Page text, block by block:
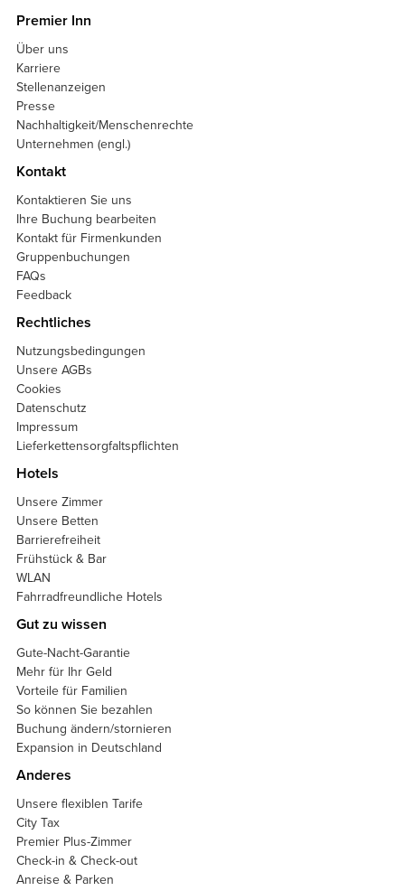
Premier Inn
Über uns
Karriere
Stellenanzeigen
Presse
Nachhaltigkeit/Menschenrechte
Unternehmen (engl.)
Kontakt
Kontaktieren Sie uns
Ihre Buchung bearbeiten
Kontakt für Firmenkunden
Gruppenbuchungen
FAQs
Feedback
Rechtliches
Nutzungsbedingungen
Unsere AGBs
Cookies
Datenschutz
Impressum
Lieferkettensorgfaltspflichten
Hotels
Unsere Zimmer
Unsere Betten
Barrierefreiheit
Frühstück & Bar
WLAN
Fahrradfreundliche Hotels
Gut zu wissen
Gute-Nacht-Garantie
Mehr für Ihr Geld
Vorteile für Familien
So können Sie bezahlen
Buchung ändern/stornieren
Expansion in Deutschland
Anderes
Unsere flexiblen Tarife
City Tax
Premier Plus-Zimmer
Check-in & Check-out
Anreise & Parken